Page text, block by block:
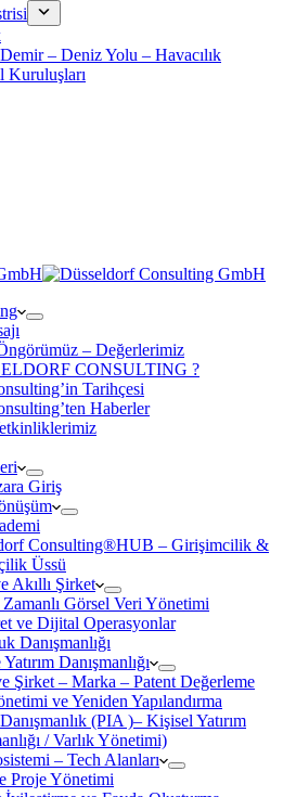
– Deniz Yolu – Havacılık
Kuruluşları
– Değerlerimiz
CONSULTING ?
Tarihçesi
Haberler
Giriş
Consulting®HUB – Girişimcilik &
Üssü
Akıllı Şirket
Görsel Veri Yönetimi
ve Dijital Operasyonlar
Danışmanlığı
Danışmanlığı
Şirket – Marka – Patent Değerleme
ve Yeniden Yapılandırma
(PIA )– Kişisel Yatırım
/ Varlık Yönetimi)
– Tech Alanları
Proje Yönetimi